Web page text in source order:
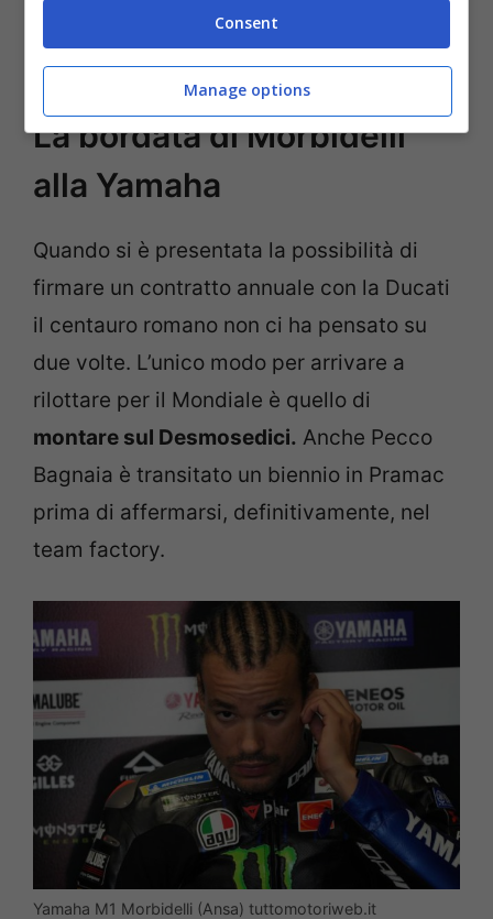
granché per porre rimedio al gap con la
Ducati.
La bordata di Morbidelli
alla Yamaha
Quando si è presentata la possibilità di
firmare un contratto annuale con la Ducati
il centauro romano non ci ha pensato su
due volte. L’unico modo per arrivare a
rilottare per il Mondiale è quello di
montare sul Desmosedici. Anche Pecco
Bagnaia è transitato un biennio in Pramac
prima di affermarsi, definitivamente, nel
team factory.
Yamaha M1 Morbidelli (Ansa) tuttomotoriweb.it
Consent
Manage options